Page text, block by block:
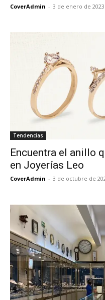
CoverAdmin - 3 de enero de 2023
Tendencias
Encuentra el anillo
en Joyerías Leo
CoverAdmin - 3 de octubre de